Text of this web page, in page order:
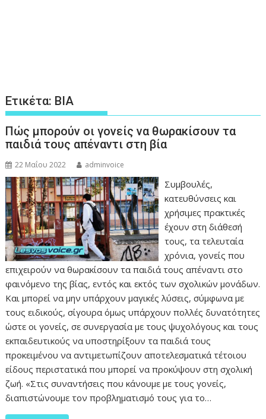
Ετικέτα: ΒΙΑ
Πώς μπορούν οι γονείς να θωρακίσουν τα
παιδιά τους απέναντι στη βία
22 Μαΐου 2022 adminvoice
Συμβουλές,
κατευθύνσεις και
χρήσιμες πρακτικές
έχουν στη διάθεσή
τους, τα τελευταία
χρόνια, γονείς που
επιχειρούν να θωρακίσουν τα παιδιά τους απέναντι στο
φαινόμενο της βίας, εντός και εκτός των σχολικών μονάδων.
Και μπορεί να μην υπάρχουν μαγικές λύσεις, σύμφωνα με
τους ειδικούς, σίγουρα όμως υπάρχουν πολλές δυνατότητες
ώστε οι γονείς, σε συνεργασία με τους ψυχολόγους και τους
εκπαιδευτικούς να υποστηρίξουν τα παιδιά τους
προκειμένου να αντιμετωπίζουν αποτελεσματικά τέτοιου
είδους περιστατικά που μπορεί να προκύψουν στη σχολική
ζωή. «Στις συναντήσεις που κάνουμε με τους γονείς,
διαπιστώνουμε τον προβληματισμό τους για το…